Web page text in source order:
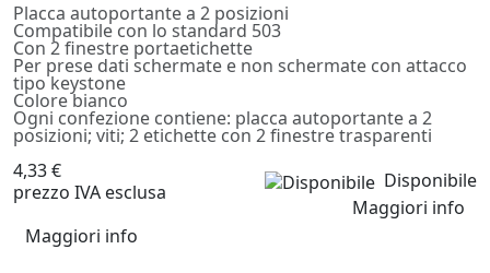
Placca autoportante a 2 posizioni
Compatibile con lo standard 503
Con 2 finestre portaetichette
Per prese dati schermate e non schermate con attacco
tipo keystone
Colore bianco
Ogni confezione contiene: placca autoportante a 2
posizioni; viti; 2 etichette con 2 finestre trasparenti
4,33 €
prezzo IVA esclusa
Disponibile
Maggiori info
Maggiori info